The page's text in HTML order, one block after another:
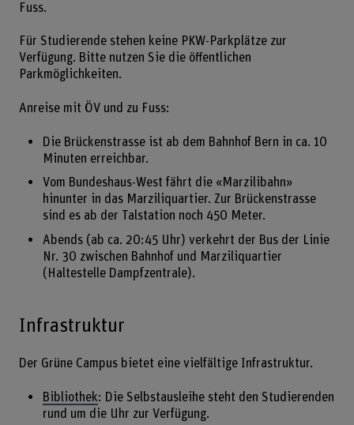
Fuss.
Für Studierende stehen keine PKW-Parkplätze zur
Verfügung. Bitte nutzen Sie die öffentlichen
Parkmöglichkeiten.
Anreise mit ÖV und zu Fuss:
Die Brückenstrasse ist ab dem Bahnhof Bern in ca. 10
Minuten erreichbar.
Vom Bundeshaus-West fährt die «Marzilibahn»
hinunter in das Marziliquartier. Zur Brückenstrasse
sind es ab der Talstation noch 450 Meter.
Abends (ab ca. 20:45 Uhr) verkehrt der Bus der Linie
Nr. 30 zwischen Bahnhof und Marziliquartier
(Haltestelle Dampfzentrale).
Infrastruktur
Der Grüne Campus bietet eine vielfältige Infrastruktur.
Bibliothek: Die Selbstausleihe steht den Studierenden
rund um die Uhr zur Verfügung.